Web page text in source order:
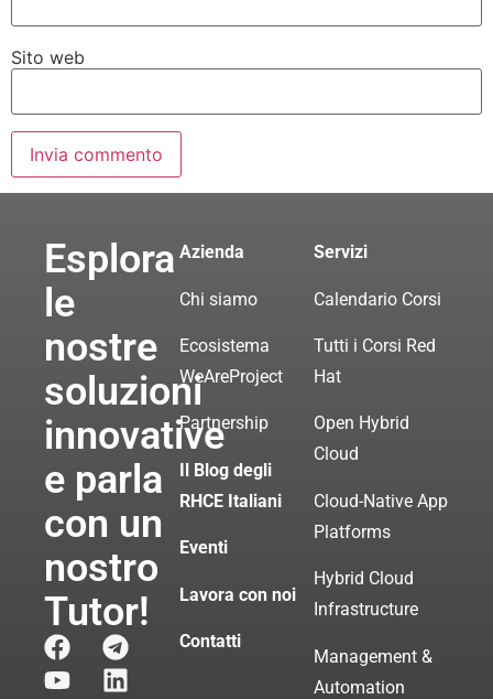
Sito web
Esplora
le
nostre
soluzioni
innovative
e parla
con un
nostro
Tutor!
Azienda
Chi siamo
Ecosistema
WeAreProject
Partnership
Il Blog degli
RHCE Italiani
Eventi
Lavora con noi
Contatti
Servizi
Calendario Corsi
Tutti i Corsi Red
Hat
Open Hybrid
Cloud
Cloud-Native App
Platforms
Hybrid Cloud
Infrastructure
Management &
Automation